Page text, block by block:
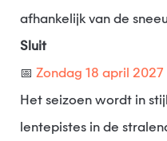
afhankelijk van de
Sluit
📅 Zondag 18 april 2027
Het seizoen wordt in
lentepistes in de